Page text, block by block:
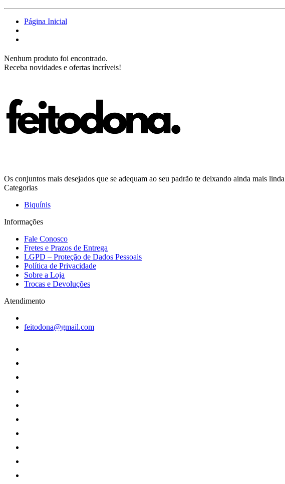
Página Inicial
Nenhum produto foi encontrado.
Receba novidades e ofertas incríveis!
Os conjuntos mais desejados que se adequam ao seu padrão te deixando ainda mais
Categorias
Biquínis
Informações
Fale Conosco
Fretes e Prazos de Entrega
LGPD – Proteção de Dados Pessoais
Política de Privacidade
Sobre a Loja
Trocas e Devoluções
Atendimento
feitodona@gmail.com